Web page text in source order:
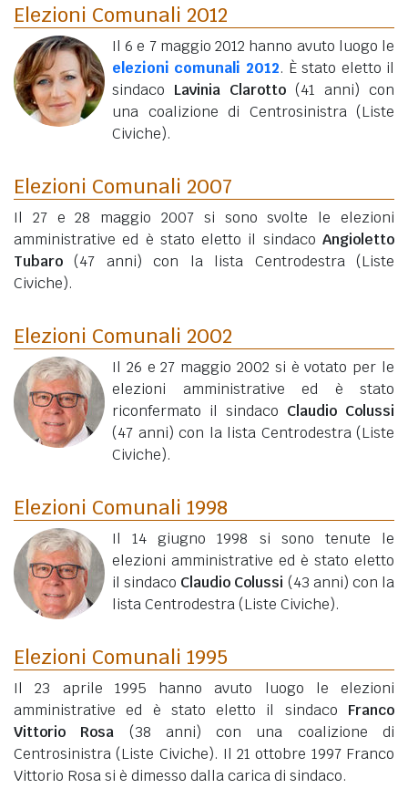
Elezioni Comunali 2012
Il 6 e 7 maggio 2012 hanno avuto luogo le
elezioni comunali 2012. È stato eletto il
sindaco Lavinia Clarotto (41 anni) con
una coalizione di Centrosinistra (Liste
Civiche).
Elezioni Comunali 2007
Il 27 e 28 maggio 2007 si sono svolte le elezioni
amministrative ed è stato eletto il sindaco Angioletto
Tubaro (47 anni) con la lista Centrodestra (Liste
Civiche).
Elezioni Comunali 2002
Il 26 e 27 maggio 2002 si è votato per le
elezioni amministrative ed è stato
riconfermato il sindaco Claudio Colussi
(47 anni) con la lista Centrodestra (Liste
Civiche).
Elezioni Comunali 1998
Il 14 giugno 1998 si sono tenute le
elezioni amministrative ed è stato eletto
il sindaco Claudio Colussi (43 anni) con la
lista Centrodestra (Liste Civiche).
Elezioni Comunali 1995
Il 23 aprile 1995 hanno avuto luogo le elezioni
amministrative ed è stato eletto il sindaco Franco
Vittorio Rosa
(38 anni) con una coalizione di
Centrosinistra (Liste Civiche). Il 21 ottobre 1997 Franco
Vittorio Rosa si è dimesso dalla carica di sindaco.